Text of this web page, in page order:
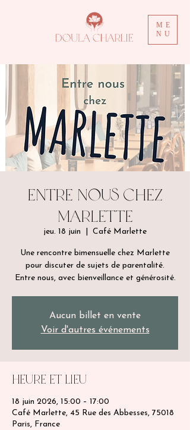
ME
NU
Entre nous chez
Marlette
jeu. 18 juin Café Marlette
Une rencontre bimensuelle chez Marlette
pour discuter de sujets de parentalité.
Entre nous, avec bienveillance et générosité.
Aucun billet en vente
Voir d'autres événements
Heure et lieu
18 juin 2026, 15:00 – 17:00
Café Marlette, 45 Rue des Abbesses, 75018
Paris, France